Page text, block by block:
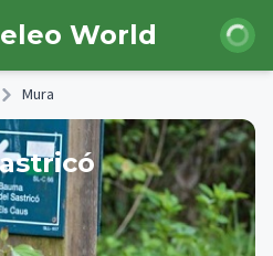
World Login
Mura